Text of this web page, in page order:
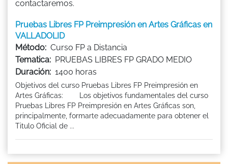
contactaremos.
Pruebas Libres FP Preimpresión en Artes Gráficas en
VALLADOLID
Método: Curso FP a Distancia
Tematica: PRUEBAS LIBRES FP GRADO MEDIO
Duración: 1400 horas
Objetivos del curso Pruebas Libres FP Preimpresión en
Artes Gráficas: Los objetivos fundamentales del curso
Pruebas Libres FP Preimpresión en Artes Gráficas son,
principalmente, formarte adecuadamente para obtener el
Titulo Oficial de ...